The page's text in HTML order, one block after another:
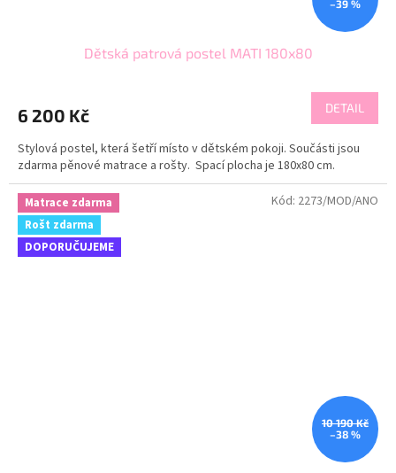
–39 %
Dětská patrová postel MATI 180x80
6 200 Kč DETAIL
Stylová postel, která šetří místo v dětském pokoji. Součásti jsou
zdarma pěnové matrace a rošty. Spací plocha je 180x80 cm.
Matrace zdarma
Rošt zdarma
DOPORUČUJEME
10 190 Kč
–38 %
Kód: 2273/MOD/ANO